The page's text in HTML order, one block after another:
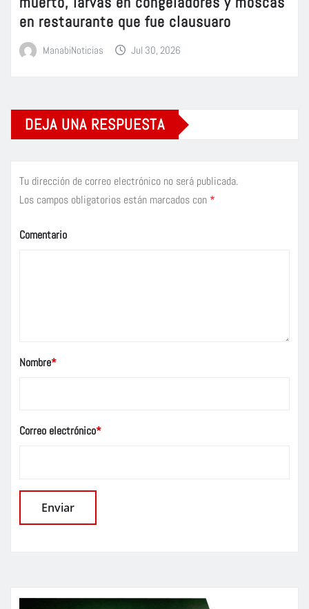
en restaurante que fue clausuaro
ManabiNoticias Jul 30, 2026
DEJA UNA RESPUESTA
Tu dirección de correo electrónico no será publicada.
Los campos obligatorios están marcados con *
Comentario
Nombre*
Correo electrónico*